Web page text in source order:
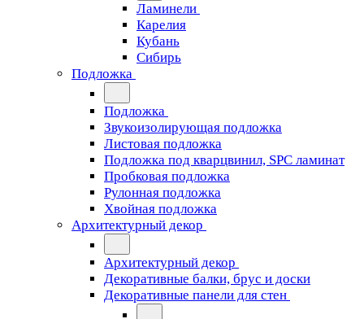
Ламинели
Карелия
Кубань
Сибирь
Подложка
Подложка
Звукоизолирующая подложка
Листовая подложка
Подложка под кварцвинил, SPC ламинат
Пробковая подложка
Рулонная подложка
Хвойная подложка
Архитектурный декор
Архитектурный декор
Декоративные балки, брус и доски
Декоративные панели для стен